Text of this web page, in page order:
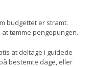
budgettet er stramt.
tømme pengepungen.
at deltage i guidede
bestemte dage, eller